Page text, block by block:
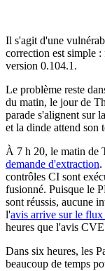
Il s'agit d'une
correction est simple :
version 0.104.1.
Le problème reste
du matin, le jour de
parade s'alignent sur
et la dinde attend son
À 7 h 20, le matin de
demande d'extraction.
contrôles CI sont
fusionné. Puisque le
sont réussis, aucune
l'avis arrive sur le
heures que l'avis
Dans six heures, les
beaucoup de temps